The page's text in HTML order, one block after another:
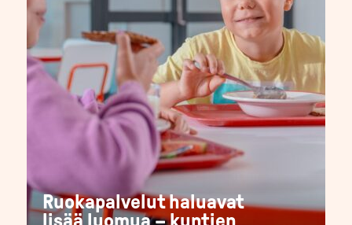
Ruokapalvelut haluavat
lisää luomua – kuntien